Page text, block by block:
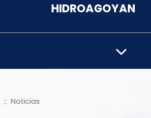
HIDROAGOYAN
:: Noticias